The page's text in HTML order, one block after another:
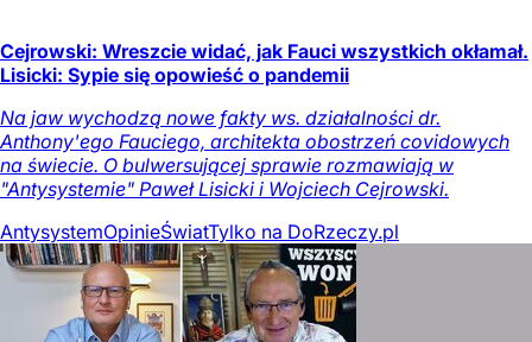
Cejrowski: Wreszcie widać, jak Fauci wszystkich okłamał.
Lisicki: Sypie się opowieść o pandemii
Na jaw wychodzą nowe fakty ws. działalności dr.
Anthony'ego Fauciego, architekta obostrzeń covidowych
na świecie. O bulwersującej sprawie rozmawiają w
"Antysystemie" Paweł Lisicki i Wojciech Cejrowski.
AntysystemOpinieŚwiatTylko na DoRzeczy.pl